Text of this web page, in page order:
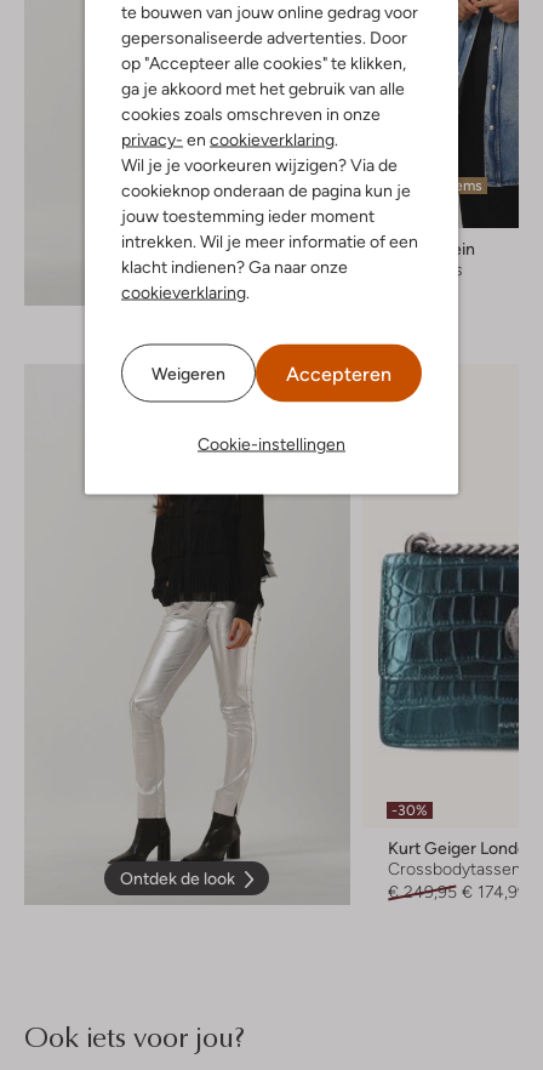
te bouwen van jouw online gedrag voor
gepersonaliseerde advertenties. Door
op "Accepteer alle cookies" te klikken,
ga je akkoord met het gebruik van alle
cookies zoals omschreven in onze
privacy- en cookieverklaring.
Wil je je voorkeuren wijzigen? Via de
cookieknop onderaan de pagina kun je
jouw toestemming ieder moment
intrekken. Wil je meer informatie of een
klacht indienen? Ga naar onze
cookieverklaring.
Weigeren Accepteren
Cookie-instellingen
Ontdek de look
Laatste items
Calvin Klein
Spijkerjas
Ontdek de look
-30%
Kurt Geiger London
Crossbodytassen
€ 249,95 € 174,99
Ook iets voor jou?